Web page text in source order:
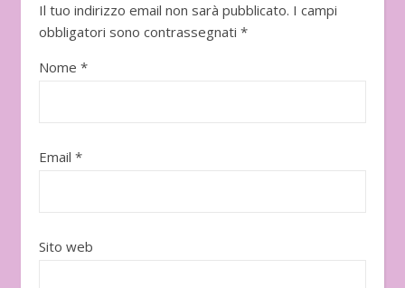
Il tuo indirizzo email non sarà pubblicato. I campi
obbligatori sono contrassegnati *
Nome *
Email *
Sito web